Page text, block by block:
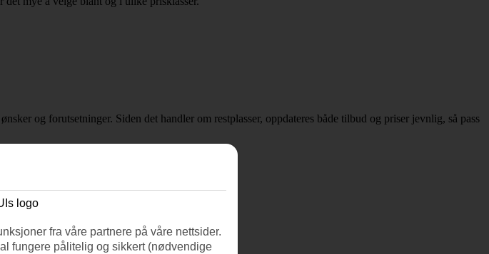
og forutsetninger. Siden det handler om restplasser, oppdateres både tilbud og priser jevnlig, så pass
fra våre partnere på våre nettsider.
fungere pålitelig og sikkert (nødvendige